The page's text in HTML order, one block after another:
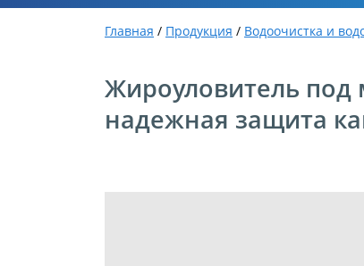
Главная / Продукция / Водоочистка и
Жироуловитель под
надежная защита